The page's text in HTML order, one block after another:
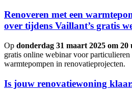
Renoveren met een
over tijdens Vaillant’s gratis
Op donderdag 31 maart 2025 om 20
gratis online webinar voor
warmtepompen in renovatieprojecten.
Is jouw renovatiewoning